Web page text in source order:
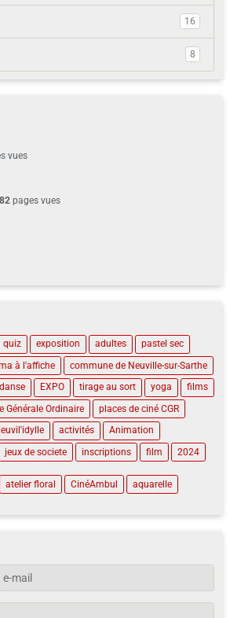
16
8
vues
pages vues
quiz exposition adultes
pastel sec
à l'affiche
commune de Neuville-sur-Sarthe
EXPO tirage au sort yoga
films
Générale Ordinaire
places de ciné CGR
activités
Animation
jeux de societe inscriptions film 2024
atelier floral CinéAmbul aquarelle